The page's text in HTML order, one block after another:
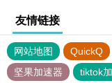
友情链接
网站地图 QuickQ
坚果加速器
tiktok